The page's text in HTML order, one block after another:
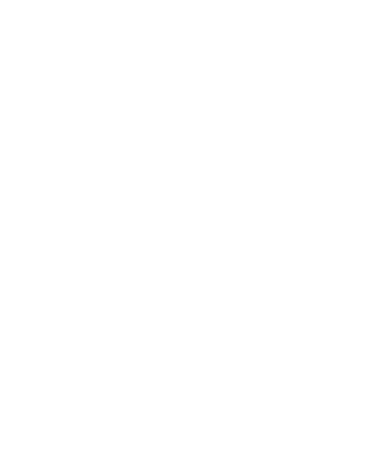
evrov višje letne stroške
pripravljalcu elaborata –
Kot so še zapisali, pri
stanje južno in severno od
kot je bilo na minuli seji
Občinski svet Občine
konca leta 2017, a je
pripraviti novega
Spodaj so podrobnosti
ki so nam jih posredovali iz